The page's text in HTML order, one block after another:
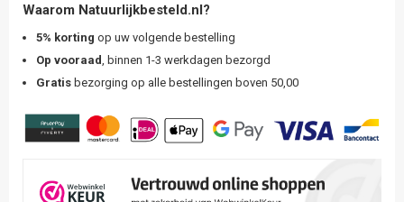
Waarom Natuurlijkbesteld.nl?
5% korting op uw volgende bestelling
Op vooraad
, binnen 1-3 werkdagen bezorgd
Gratis bezorging op alle bestellingen boven 50,00